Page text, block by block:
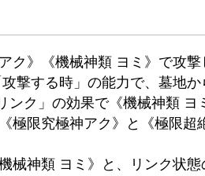
ク》《機械神類 ヨミ》で攻撃
撃する時」の能力で、墓地
ンク」の効果で《機械神類 ヨ
極限究極神アク》と《極限超
械神類 ヨミ》と、リンク状